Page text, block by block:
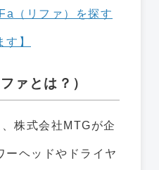
（リファ）を探す
す】
ァとは？）
株式会社MTGが企
ーヘッドやドライヤ